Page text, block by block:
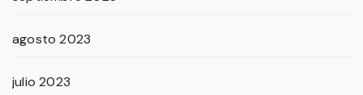
agosto 2023
julio 2023